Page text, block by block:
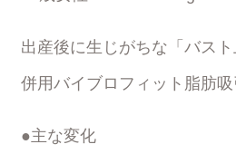
出産後に生じがちな「バス
併用バイブロフィット脂肪
●主な変化